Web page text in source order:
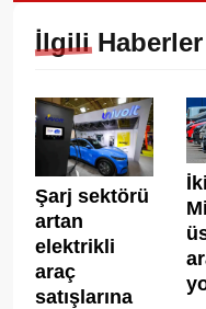
İlgili Haberler
Şarj sektörü
artan
elektrikli
araç
satışlarına